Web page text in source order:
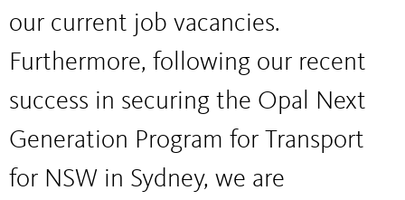
our current job vacancies.
Furthermore, following our recent
success in securing the Opal Next
Generation Program for Transport
for NSW in Sydney, we are